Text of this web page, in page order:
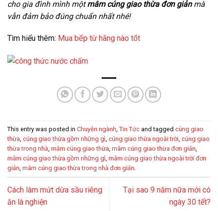
cho gia đình mình mộtmâm cúng giao thừa đơn giảnmà
vẫn đảm bảo đúng chuẩn nhất nhé!
Tìm hiểu thêm: Mua bếp từ hãng nào tốt
This entry was posted in Chuyên ngành Tin Tức and tagged cúng giao
thừa cúng giao thừa gồm những gì cúng giao thừa ngoài trời cúng giao
thừa trong nhà mâm cúng giao thừa mâm cúng giao thừa đơn giản
mâm cúng giao thừa gồm những gì mâm cúng giao thừa ngoài trời đơn
giản mâm cúng giao thừa trong nhà đơn giản
Cách làm mứt dừa sầu riêng
ăn là nghiện
Tại sao 9 năm nữa mới có
ngày 30 tết?